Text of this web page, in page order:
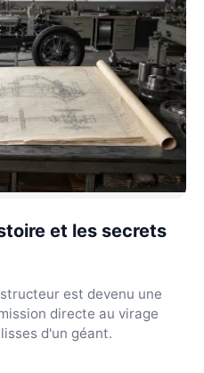
et les secrets
est devenu une
directe au virage
d'un géant.